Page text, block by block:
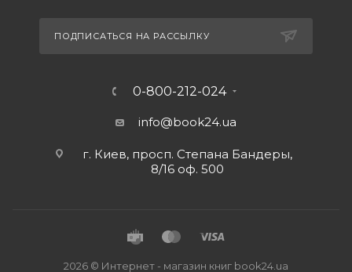
ПОДПИСАТЬСЯ НА РАССЫЛКУ
0-800-212-024
info@book24.ua
г. Киев, просп. Степана Бандеры,
8/16 оф. 500
2026 © Интернет - магазин книг book24.ua